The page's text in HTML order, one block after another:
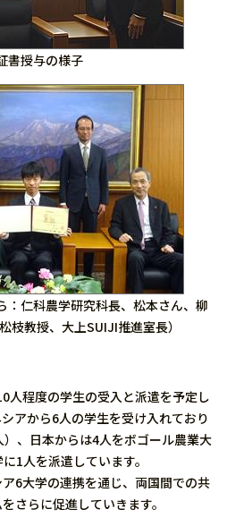
書授与の様子
：仁科農学研究科長、松本さん、柳
教授、大上SUIJI推進室長）
程度の学生の受入と派遣を予定し
アから6人の学生を受け入れており
）、日本からは4人をボゴール農業大
1人を派遣しています。
6大学の連携を通じ、両国間での共
さらに促進していきます。